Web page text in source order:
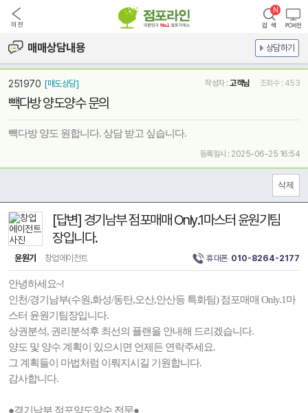
매매상담내용 상담하기
251970 [매도상담] 작성자 : 고객님 조회수 : 453
빽다방 양도양수 문의
빽다방 양도 원합니다. 상담 받고 싶습니다.
등록일시 : 2025-06-25 16:54
[답변] 경기남부 점포매매 Only.1마스터 윤원기팀
장입니다.
윤원기 창업에이전트 휴대폰 010-8264-2177
안녕하세요~!
인천/경기남부(수원,화성/동탄,오산,안산등 특화팀) 점포매매 Only.1마
스터 윤원기팀장입니다.
상권분석, 권리분석후 최선의 플랜을 안내해 드리겠습니다.
양도 및 양수 계획이 있으시면 언제든 연락주세요.
그 계획들이 마법처럼 이뤄지시길 기원합니다.
감사합니다.
●경기남부 점포양도양수 전문●